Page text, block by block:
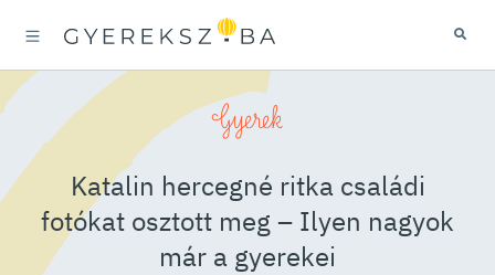
Gyerek
Katalin hercegné ritka családi
fotókat osztott meg – Ilyen nagyok
már a gyerekei